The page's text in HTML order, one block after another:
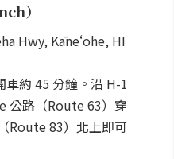
）
Hwy, Kāneʻohe, HI
車約 45 分鐘。沿 H-1
公路（Route 63）穿
Route 83）北上即可